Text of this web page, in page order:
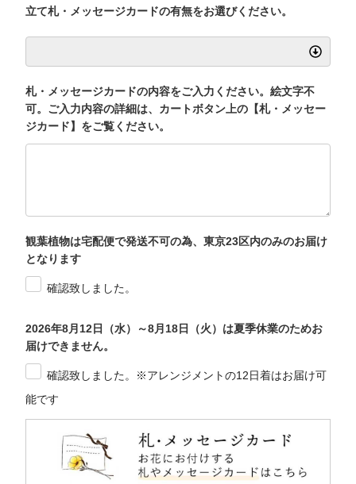
立て札・メッセージカードの有無をお選びください。
札・メッセージカードの内容をご入力ください。絵文字不
可。ご入力内容の詳細は、カートボタン上の【札・メッセー
ジカード】をご覧ください。
観葉植物は宅配便で発送不可の為、東京23区内のみのお届け
となります
確認致しました。
2026年8月12日（水）～8月18日（火）は夏季休業のためお
届けできません。
確認致しました。※アレンジメントの12日着はお届け可
能です